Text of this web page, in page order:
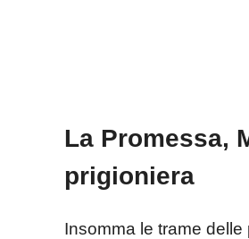
La Promessa,
prigioniera
Insomma le trame